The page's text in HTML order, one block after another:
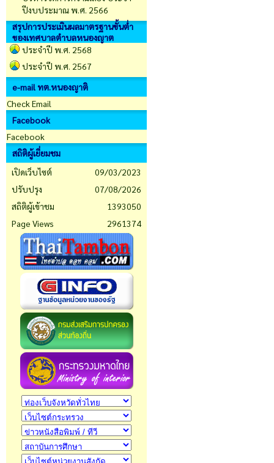
ปีงบประมาณ พ.ศ. 2566
สรุปการประเมินผลมาตรฐานขั้นต่ำ
ของเทศบาลตำบลหนองญาต
ประจำปี พ.ศ. 2568
ประจำปี พ.ศ. 2567
e-mail ทต.หนองญาติ
Check Email
Facebook
Facebook
สถิติผู้เยี่ยมชม
เปิดเว็บไซต์
09/03/2023
ปรับปรุง
07/08/2026
สถิติผู้เข้าชม
1393050
Page Views
2961374